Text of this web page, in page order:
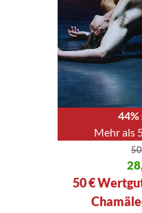
44%
Mehr als
Ursprünglicher
Aktueller Preis
50 €